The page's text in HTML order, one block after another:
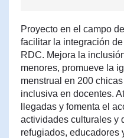
Proyecto en el campo
facilitar la integración
RDC. Mejora la
menores, promueve la
menstrual en 200
inclusiva en docentes.
llegadas y fomenta el
actividades culturales y
refugiados, educadores